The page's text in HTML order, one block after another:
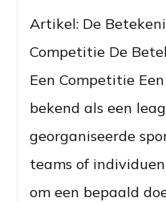
Artikel: De
Competitie De
Een Competitie
bekend als een
georganiseerde
teams of
om een bepaald